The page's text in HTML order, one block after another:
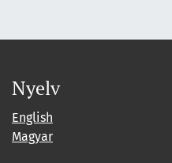
Nyelv
English
Magyar